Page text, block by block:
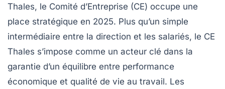
Thales, le Comité d’Entreprise (CE) occupe une
place stratégique en 2025. Plus qu’un simple
intermédiaire entre la direction et les salariés, le CE
Thales s’impose comme un acteur clé dans la
garantie d’un équilibre entre performance
économique et qualité de vie au travail. Les